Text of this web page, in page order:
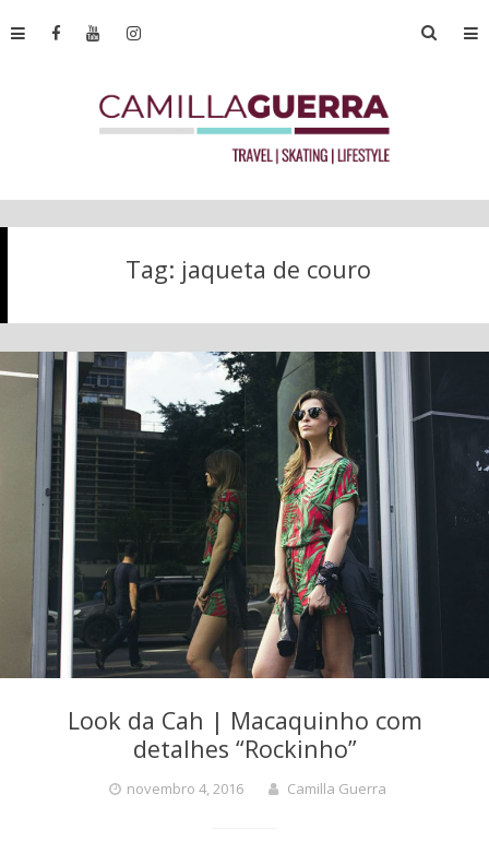
Tag: jaqueta de couro
Look da Cah | Macaquinho com
detalhes “Rockinho”
novembro 4, 2016 Camilla Guerra